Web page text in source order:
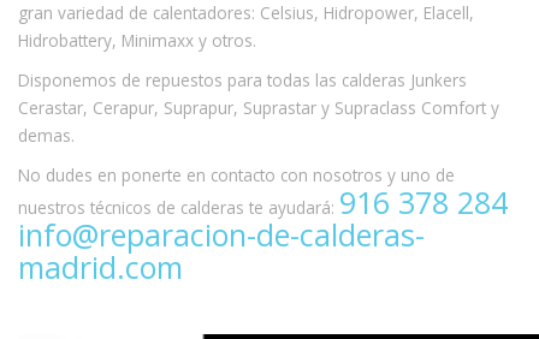
gran variedad de calentadores: Celsius, Hidropower, Elacell,
Hidrobattery, Minimaxx y otros.
Disponemos de repuestos para todas las calderas Junkers
Cerastar, Cerapur, Suprapur, Suprastar y Supraclass Comfort y
demas.
No dudes en ponerte en contacto con nosotros y uno de
nuestros técnicos de calderas te ayudará: 916 378 284
info@reparacion-de-calderas-
madrid.com